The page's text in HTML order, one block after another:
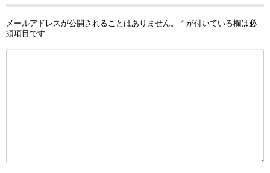
メールアドレスが公開されることはありません。 * が付いている欄は必
須項目です